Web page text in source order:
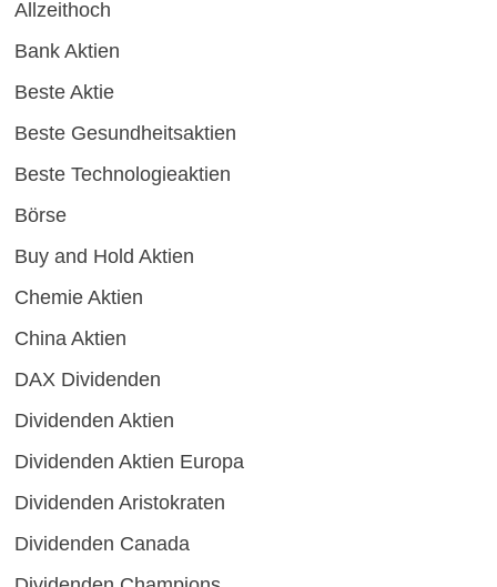
Allzeithoch
Bank Aktien
Beste Aktie
Beste Gesundheitsaktien
Beste Technologieaktien
Börse
Buy and Hold Aktien
Chemie Aktien
China Aktien
DAX Dividenden
Dividenden Aktien
Dividenden Aktien Europa
Dividenden Aristokraten
Dividenden Canada